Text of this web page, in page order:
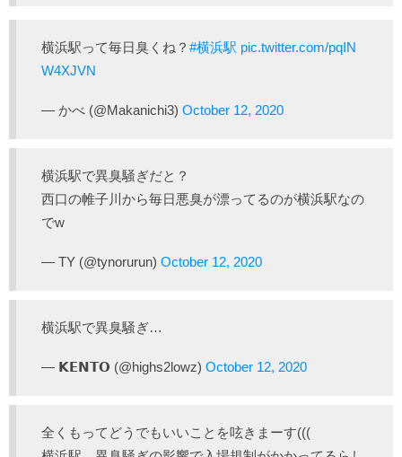
横浜駅って毎日臭くね？ #横浜駅 pic.twitter.com/pqIN
W4XJVN
— かべ (@Makanichi3) October 12, 2020
横浜駅で異臭騒ぎだと？
西口の帷子川から毎日悪臭が漂ってるのが横浜駅なの
でw
— TY (@tynorurun) October 12, 2020
横浜駅で異臭騒ぎ…
— 𝗞𝗘𝗡𝗧𝗢 (@highs2lowz) October 12, 2020
全くもってどうでもいいことを呟きまーす(((